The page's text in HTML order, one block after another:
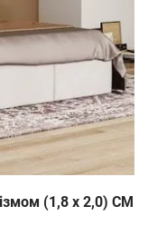
(1,8 х 2,0) СМ